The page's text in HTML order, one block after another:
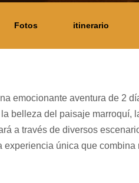
Fotos itinerario
emocionante aventura de 2
belleza del paisaje marroquí,
a través de diversos
experiencia única que